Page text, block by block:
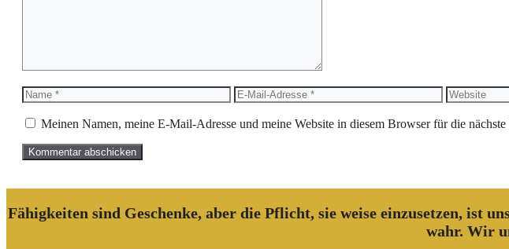
Name
E-
Mail-
Adresse
Website
Meinen Namen, meine E-Mail-Adresse und meine Website in diesem Browser für die
Fähigkeiten sind Geschenke, aber die Pflicht, sie weise einzusetzen, ist
wahr. Wir